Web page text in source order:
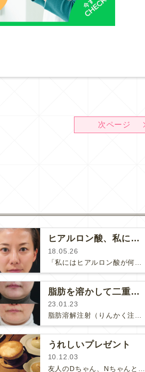
次ページ
ヒアルロン酸、私には何本、必要ですか？
18.05.26
脂肪を溶かして二重あごをスッキリ
23.01.23
うれしいプレゼント
10.12.03